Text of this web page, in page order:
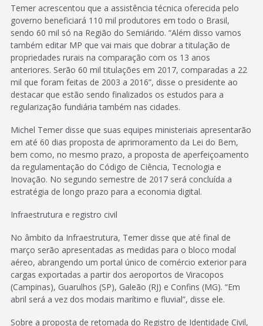
Temer acrescentou que a assistência técnica oferecida pelo
governo beneficiará 110 mil produtores em todo o Brasil,
sendo 60 mil só na Região do Semiárido. “Além disso vamos
também editar MP que vai mais que dobrar a titulação de
propriedades rurais na comparação com os 13 anos
anteriores. Serão 60 mil titulações em 2017, comparadas a 22
mil que foram feitas de 2003 a 2016”, disse o presidente ao
destacar que estão sendo finalizados os estudos para a
regularização fundiária também nas cidades.
Michel Temer disse que suas equipes ministeriais apresentarão
em até 60 dias proposta de aprimoramento da Lei do Bem,
bem como, no mesmo prazo, a proposta de aperfeiçoamento
da regulamentação do Código de Ciência, Tecnologia e
Inovação. No segundo semestre de 2017 será concluída a
estratégia de longo prazo para a economia digital.
Infraestrutura e registro civil
No âmbito da Infraestrutura, Temer disse que até final de
março serão apresentadas as medidas para o bloco modal
aéreo, abrangendo um portal único de comércio exterior para
cargas exportadas a partir dos aeroportos de Viracopos
(Campinas), Guarulhos (SP), Galeão (RJ) e Confins (MG). “Em
abril será a vez dos modais marítimo e fluvial”, disse ele.
Sobre a proposta de retomada do Registro de Identidade Civil,